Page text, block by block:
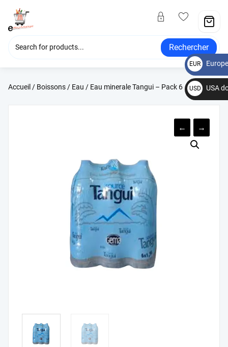
Rechercher
Accueil / Boissons/ Eau / Eau minerale Tangui – Pack 6
← →
EUR
€
USD
$
USA